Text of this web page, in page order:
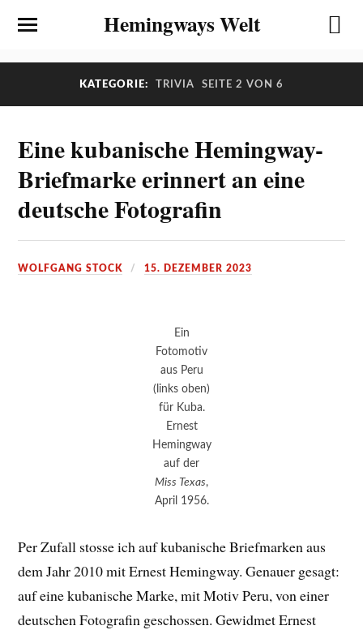
Hemingways Welt
KATEGORIE: TRIVIA SEITE 2 VON 6
Eine kubanische Hemingway-
Briefmarke erinnert an eine
deutsche Fotografin
WOLFGANG STOCK 15. DEZEMBER 2023
Ein
Fotomotiv
aus Peru
(links oben)
für Kuba.
Ernest
Hemingway
auf der
Miss Texas,
April 1956.
Per Zufall stosse ich auf kubanische Briefmarken aus
dem Jahr 2010 mit Ernest Hemingway. Genauer gesagt:
auf eine kubanische Marke, mit Motiv Peru, von einer
deutschen Fotografin geschossen. Gewidmet Ernest